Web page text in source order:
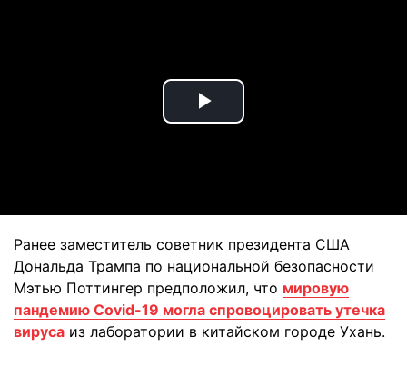
Play
Ранее заместитель советник президента США
Дональда Трампа по национальной безопасности
Мэтью Поттингер предположил, что мировую
пандемию Covid-19 могла спровоцировать утечка
вируса из лаборатории в китайском городе Ухань.